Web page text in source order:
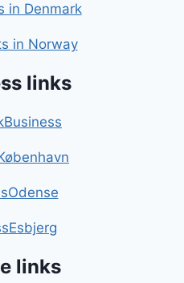
in Denmark
in Norway
links
links